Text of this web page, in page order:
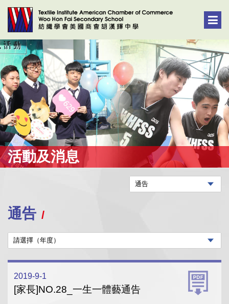
活動及消息
通告
2019-9-1
[家長]NO.28_一生一體藝通告